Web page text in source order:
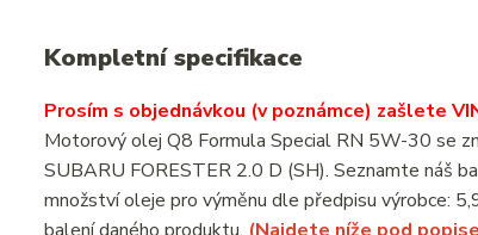
Kompletní specifikace
Prosím s objednávkou (v poznámce) zašlete
Motorový olej Q8 Formula Special RN 5W-30 se
SUBARU FORESTER 2.0 D (SH). Seznamte náš
množství oleje pro výměnu dle předpisu výrobce: